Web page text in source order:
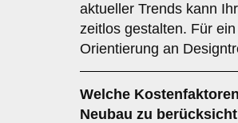
aktueller Trends kann
zeitlos gestalten. Für
Orientierung an
Welche
Neubau zu